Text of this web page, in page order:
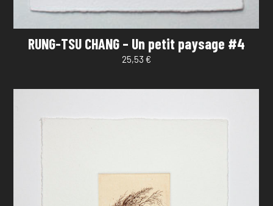
RUNG-TSU CHANG – Un petit paysage #4
25,53 €